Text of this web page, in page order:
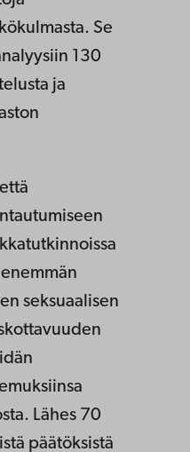
Se
130
ja
seksuaalisen
Lähes 70
päätöksistä